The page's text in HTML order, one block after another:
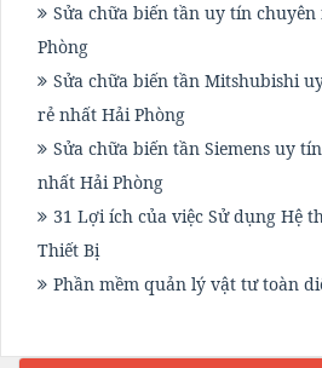
Sửa chữa biến tần uy tín
Phòng
Sửa chữa biến tần Mitshubishi
rẻ nhất Hải Phòng
Sửa chữa biến tần Siemens uy
nhất Hải Phòng
31 Lợi ích của việc Sử dụng Hệ
Thiết Bị
Phần mềm quản lý vật tư toàn